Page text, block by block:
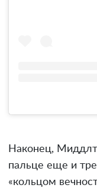
Наконец,
пальце еще и
«кольцом